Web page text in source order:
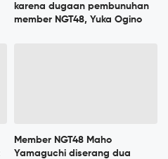
karena dugaan pembunuhan
member NGT48, Yuka Ogino
Member NGT48 Maho
Yamaguchi diserang dua